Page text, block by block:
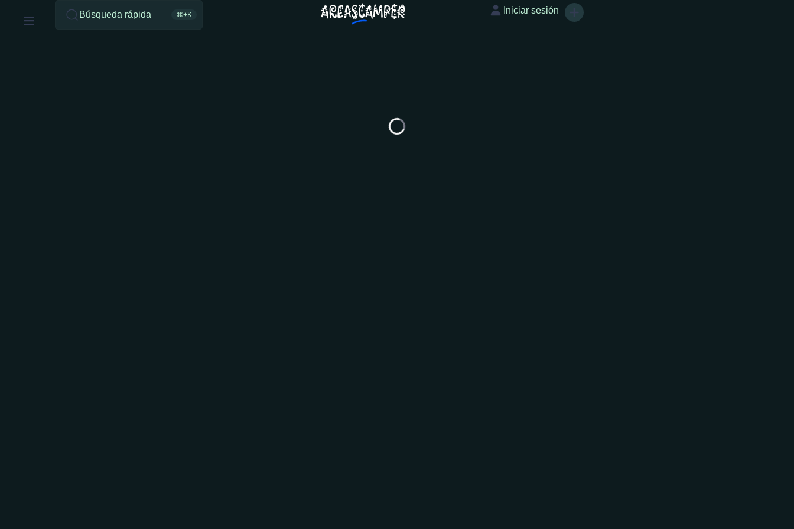
Búsqueda rápida ⌘+K Iniciar sesión